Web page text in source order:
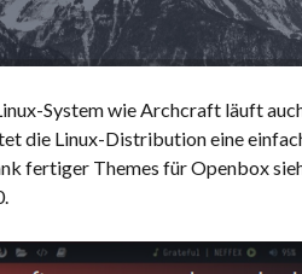
System wie Archcraft läuft
die Linux-Distribution eine
fertiger Themes für Openbox